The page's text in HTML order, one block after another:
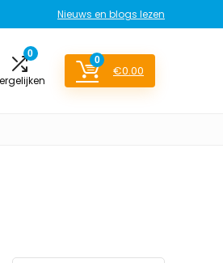
Nieuws en blogs lezen
0
0
€0.00